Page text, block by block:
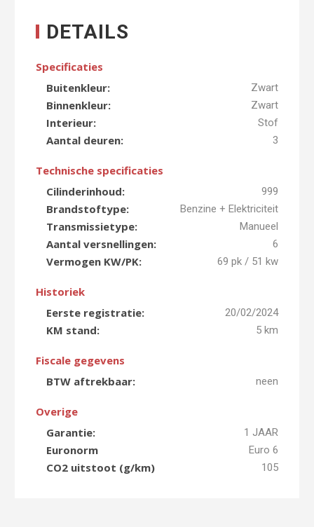
DETAILS
Specificaties
Buitenkleur:
Zwart
Binnenkleur: Zwart
Interieur: Stof
Aantal deuren: 3
Technische specificaties
Cilinderinhoud:
999
Brandstoftype: Benzine + Elektriciteit
Transmissietype: Manueel
Aantal versnellingen: 6
Vermogen KW/PK: 69 pk / 51 kw
Historiek
Eerste registratie:
20/02/2024
KM stand: 5 km
Fiscale gegevens
BTW aftrekbaar:
neen
Overige
Garantie:
1 JAAR
Euronorm Euro 6
CO2 uitstoot (g/km) 105